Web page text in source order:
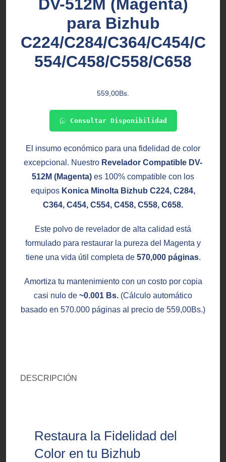
DV-512M (Magenta)
para Bizhub
C224/C284/C364/C454/C
554/C458/C558/C658
559,00Bs.
Consultar Disponibilidad
El insumo económico para una fidelidad de color
excepcional. Nuestro Revelador Compatible DV-
512M (Magenta) es 100% compatible con los
equipos Konica Minolta Bizhub C224, C284,
C364, C454, C554, C458, C558, C658.
Este polvo de revelador de alta calidad está
formulado para restaurar la pureza del Magenta y
tiene una vida útil completa de 570,000 páginas.
Amortiza tu mantenimiento con un costo por copia
casi nulo de ~0.001 Bs. (Cálculo automático
basado en 570.000 páginas al precio de 559,00Bs.)
DESCRIPCIÓN
Restaura la Fidelidad del
Color en tu Bizhub